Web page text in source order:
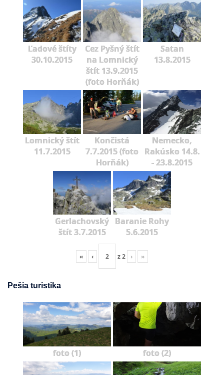
Ľadové štíty
30.10.2015
Cez Pyšný štít
na Lomnický
štít 13.9.2015
(foto Horňák)
Satan
13.8.2015
Lomnický štít
11.7.2015
Končistá
7.7.2015 (foto
Horňák)
Nemecko,
Rakúsko 14.8.
- 23.8.2015
Gerlachovský
štít 3.7.2015
Baranie Rohy
5.6.2015
« ‹ z2 › »
Pešia turistika
foto (1) foto (2)